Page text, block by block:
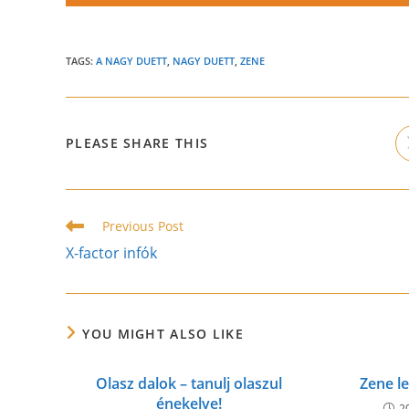
TAGS: A NAGY DUETT, NAGY DUETT, ZENE
PLEASE SHARE THIS
Read
more
articles
Previous Post
X-factor infók
YOU MIGHT ALSO LIKE
Olasz dalok – tanulj olaszul
énekelve!
Zene